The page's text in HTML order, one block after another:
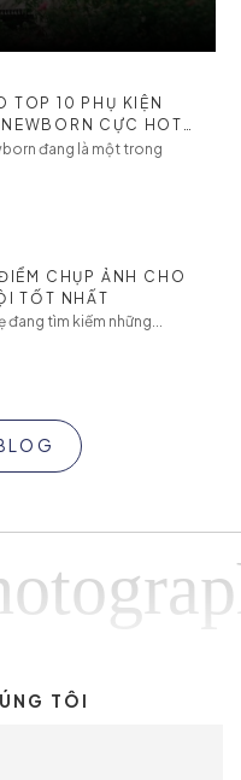
TOP 10 PHỤ KIỆN
CỰC HOT
đang là một trong
CHỤP ẢNH CHO
TỐT NHẤT
đang tìm kiếm những...
TÔI